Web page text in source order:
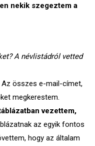
nekik szegeztem a
A névlistádról vetted
Az összes e-mail-címet,
megkerestem.
vezettem,
az egyik fontos
hogy az általam